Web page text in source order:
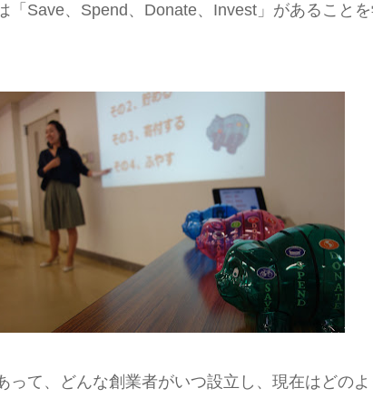
「Save、Spend、Donate、Invest」があることを
って、どんな創業者がいつ設立し、現在はどの